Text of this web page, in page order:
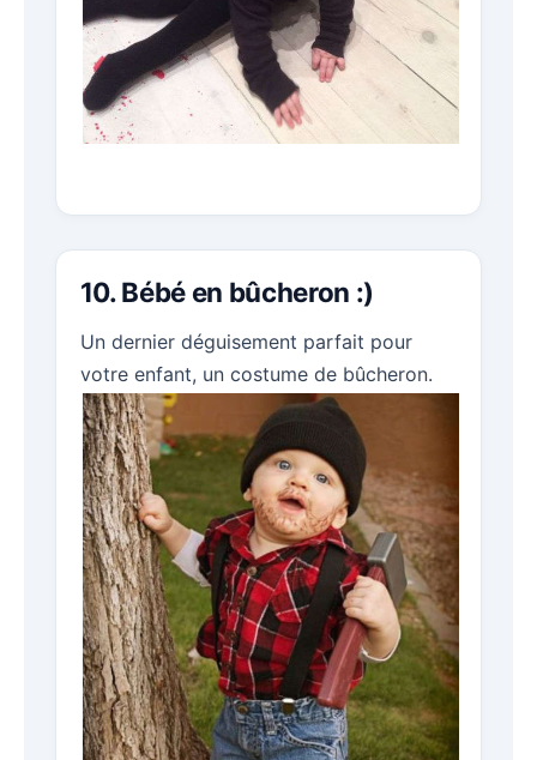
10. Bébé en bûcheron :)
Un dernier déguisement parfait pour
votre enfant, un costume de bûcheron.